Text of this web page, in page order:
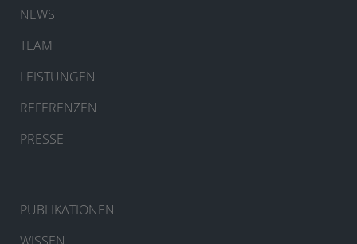
NEWS
TEAM
LEISTUNGEN
REFERENZEN
PRESSE
PUBLIKATIONEN